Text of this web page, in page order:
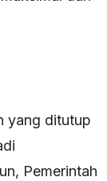
yang ditutup
Pemerintah